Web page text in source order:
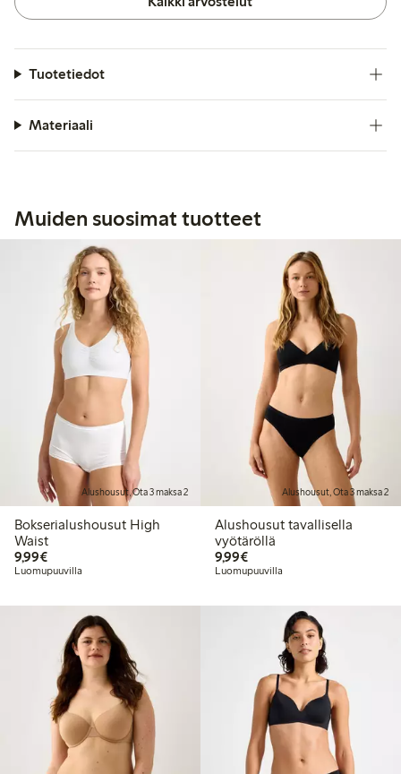
Tuotetiedot
Materiaali
Muiden suosimat tuotteet
Alushousut, Ota 3 maksa 2
Bokserialushousut High
Waist
9,99€9,99 €
Luomupuuvilla
Alushousut, Ota 3 maksa 2
Alushousut tavallisella
vyötäröllä
9,99€9,99 €
Luomupuuvilla